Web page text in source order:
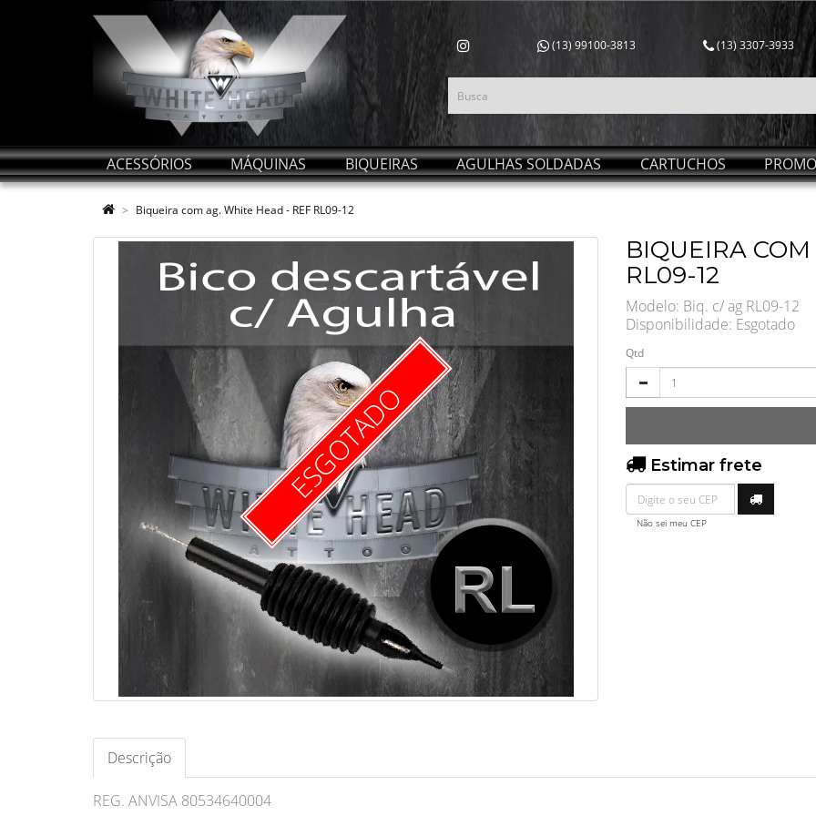
(13) 99100-3813 (13) 3307-3933
ACESSÓRIOS MÁQUINAS BIQUEIRAS AGULHAS SOLDADAS CARTUCHOS
Biqueira com ag. White Head - REF RL09-12
ESGOTADO
BIQUEIRA
RL09-12
Modelo: Biq. c/ ag RL09-12
Disponibilidade: Esgotado
Qtd
Estimar frete
Não sei meu CEP
Descrição
REG. ANVISA 80534640004